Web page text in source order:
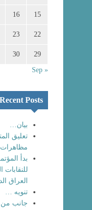
15
16
22
23
29
30
« Sep
Recent Posts
بيان…
تعليق
مظاهرات
بدأ
للنقابات
العراق
تنويه …
جانب من